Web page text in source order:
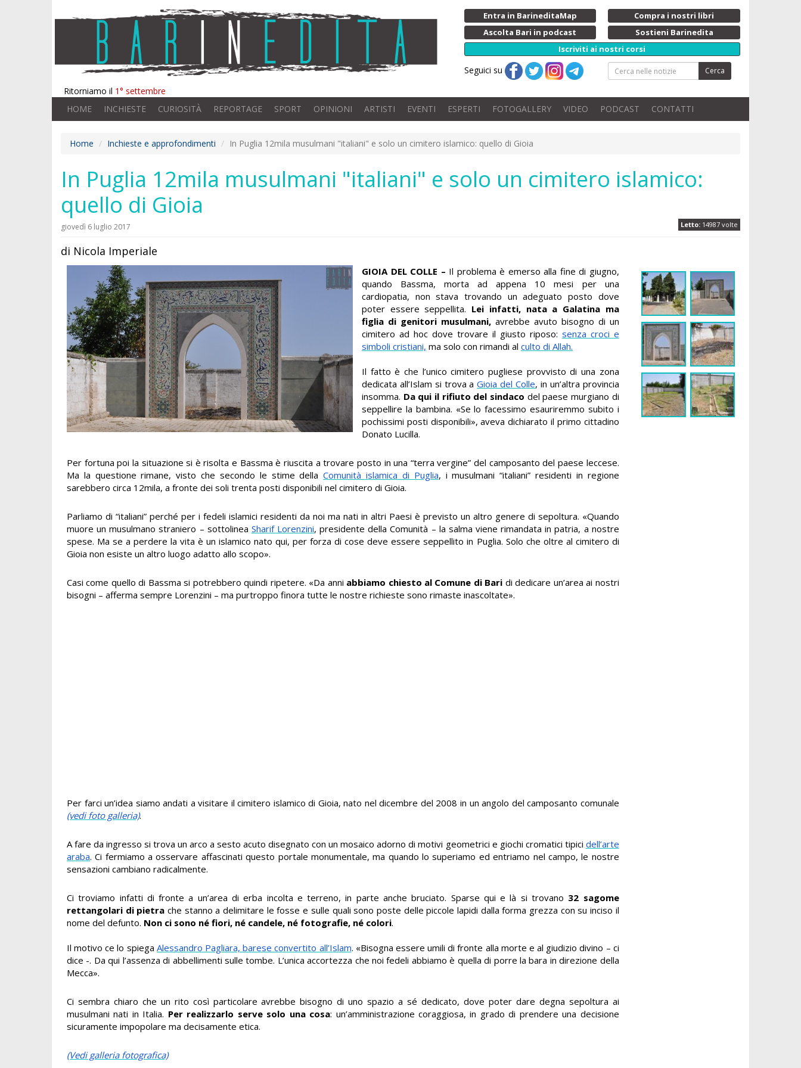
Ritorniamo il 1° settembre
Entra in BarineditaMap
Compra i nostri libri
Ascolta Bari in podcast
Sostieni Barinedita
Iscriviti ai nostri corsi
Seguici su Cerca
HOME INCHIESTE CURIOSITÀ REPORTAGE SPORT OPINIONI ARTISTI EVENTI ESPERTI FOTOGALLERY VIDEO PODCAST CONTATTI
Home Inchieste e approfondimenti In Puglia 12mila musulmani "italiani" e solo un cimitero islamico: quello di Gioia
In Puglia 12mila musulmani "italiani" e solo un cimitero islamico:
quello di Gioia
Letto: 14987 volte
giovedì 6 luglio 2017
di Nicola Imperiale
GIOIA DEL COLLE – Il problema è emerso alla fine di giugno,
quando Bassma, morta ad appena 10 mesi per una
cardiopatia, non stava trovando un adeguato posto dove
poter essere seppellita. Lei infatti, nata a Galatina ma
figlia di genitori musulmani, avrebbe avuto bisogno di un
cimitero ad hoc dove trovare il giusto riposo: senza croci e
simboli cristiani, ma solo con rimandi al culto di Allah.
Il fatto è che l’unico cimitero pugliese provvisto di una zona
dedicata all’Islam si trova aGioia del Colle, in un’altra provincia
insomma. Da qui il rifiuto del sindaco del paese murgiano di
seppellire la bambina. «Se lo facessimo esauriremmo subito i
pochissimi posti disponibili», aveva dichiarato il primo cittadino
Donato Lucilla.
Per fortuna poi la situazione si è risolta e Bassma è riuscita a trovare posto in una “terra vergine” del camposanto del paese leccese.
Ma la questione rimane, visto che secondo le stime dellaComunità islamica di Puglia, i musulmani “italiani” residenti in regione
sarebbero circa 12mila, a fronte dei soli trenta posti disponibili nel cimitero di Gioia.
Parliamo di “italiani” perché per i fedeli islamici residenti da noi ma nati in altri Paesi è previsto un altro genere di sepoltura. «Quando
muore un musulmano straniero – sottolinea Sharif Lorenzini, presidente della Comunità – la salma viene rimandata in patria, a nostre
spese. Ma se a perdere la vita è un islamico nato qui, per forza di cose deve essere seppellito in Puglia. Solo che oltre al cimitero di
Gioia non esiste un altro luogo adatto allo scopo».
Casi come quello di Bassma si potrebbero quindi ripetere. «Da anni abbiamo chiesto al Comune di Bari di dedicare un’area ai nostri
bisogni – afferma sempre Lorenzini – ma purtroppo finora tutte le nostre richieste sono rimaste inascoltate».
Per farci un’idea siamo andati a visitare il cimitero islamico di Gioia, nato nel dicembre del 2008 in un angolo del camposanto comunale
(vedi foto galleria).
A fare da ingresso si trova un arco a sesto acuto disegnato con un mosaico adorno di motivi geometrici e giochi cromatici tipici dell’arte
araba. Ci fermiamo a osservare affascinati questo portale monumentale, ma quando lo superiamo ed entriamo nel campo, le nostre
sensazioni cambiano radicalmente.
Ci troviamo infatti di fronte a un’area di erba incolta e terreno, in parte anche bruciato. Sparse qui e là si trovano 32 sagome
rettangolari di pietra che stanno a delimitare le fosse e sulle quali sono poste delle piccole lapidi dalla forma grezza con su inciso il
nome del defunto. Non ci sono né fiori, né candele, né fotografie, né colori.
Il motivo ce lo spiega Alessandro Pagliara, barese convertito all’Islam. «Bisogna essere umili di fronte alla morte e al giudizio divino – ci
dice -. Da qui l’assenza di abbellimenti sulle tombe. L’unica accortezza che noi fedeli abbiamo è quella di porre la bara in direzione della
Mecca».
Ci sembra chiaro che un rito così particolare avrebbe bisogno di uno spazio a sé dedicato, dove poter dare degna sepoltura ai
musulmani nati in Italia. Per realizzarlo serve solo una cosa: un’amministrazione coraggiosa, in grado di prendere una decisione
sicuramente impopolare ma decisamente etica.
(Vedi galleria fotografica)